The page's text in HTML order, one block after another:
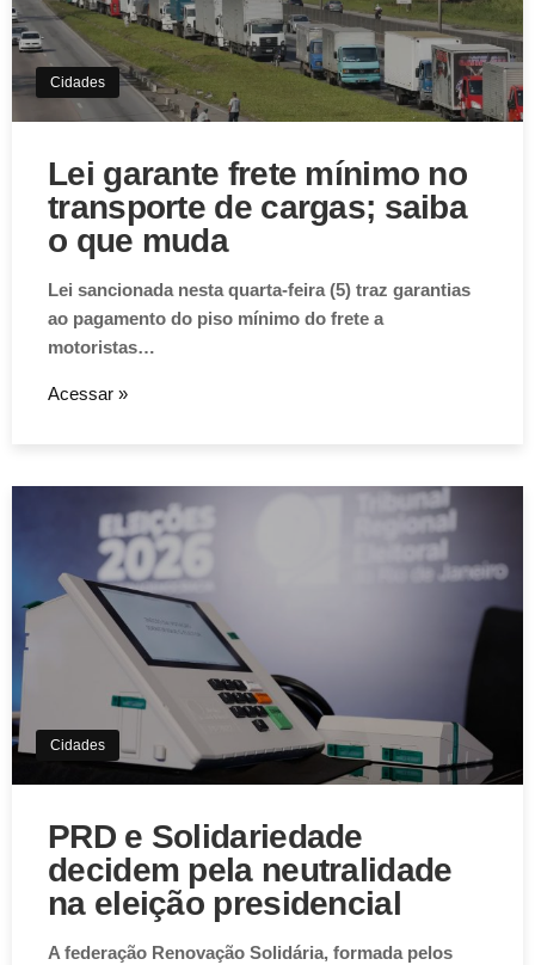
Cidades
Lei garante frete mínimo no
transporte de cargas; saiba
o que muda
Lei sancionada nesta quarta-feira (5) traz garantias
ao pagamento do piso mínimo do frete a
motoristas…
Acessar »
Cidades
PRD e Solidariedade
decidem pela neutralidade
na eleição presidencial
A federação Renovação Solidária, formada pelos